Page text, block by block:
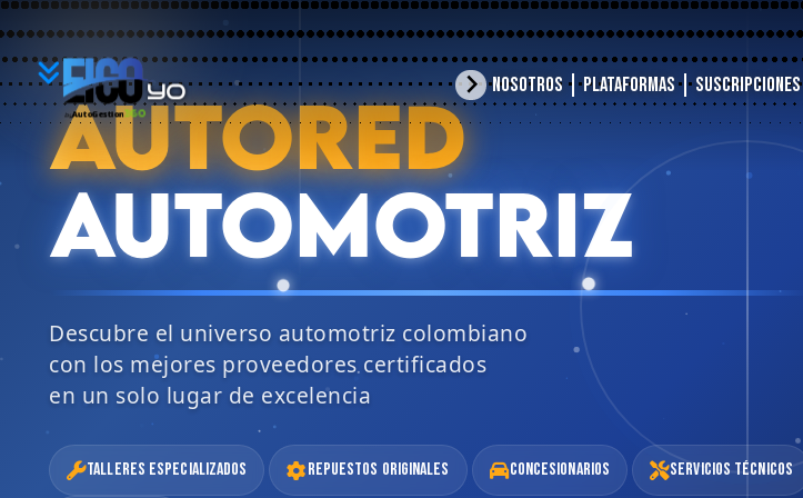
YO
BUSCO
byAutoGestion360
arrow_forward_ios Suscripciones
Plataformas
Nosotros
AUTORED
AUTOMOTRIZ
Descubre el universo automotriz colombiano
con los mejores proveedores certificados
en un solo lugar de excelencia
Talleres Especializados Repuestos Originales Concesionarios Servicios Técnicos